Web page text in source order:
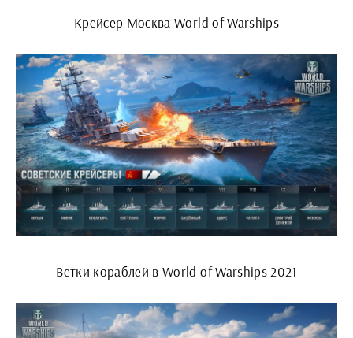
Крейсер Москва World of Warships
Ветки кораблей в World of Warships 2021